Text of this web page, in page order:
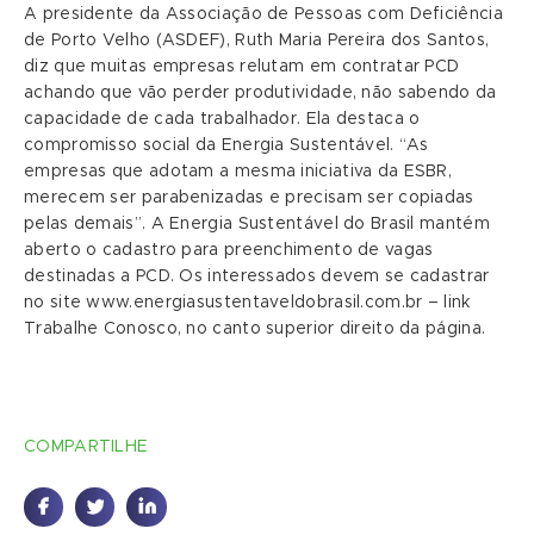
A presidente da Associação de Pessoas com Deficiência
de Porto Velho (ASDEF), Ruth Maria Pereira dos Santos,
diz que muitas empresas relutam em contratar PCD
achando que vão perder produtividade, não sabendo da
capacidade de cada trabalhador. Ela destaca o
compromisso social da Energia Sustentável. “As
empresas que adotam a mesma iniciativa da ESBR,
merecem ser parabenizadas e precisam ser copiadas
pelas demais”. A Energia Sustentável do Brasil mantém
aberto o cadastro para preenchimento de vagas
destinadas a PCD. Os interessados devem se cadastrar
no site www.energiasustentaveldobrasil.com.br – link
Trabalhe Conosco, no canto superior direito da página.
COMPARTILHE